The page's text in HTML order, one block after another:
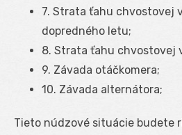
7. Strata ťahu chvostovej
dopredného letu;
8. Strata ťahu chvostovej
9. Závada otáčkomera;
10. Závada alternátora;
Tieto núdzové situácie budete